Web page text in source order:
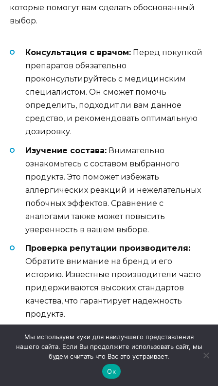
которые помогут вам сделать обоснованный
выбор.
Консультация с врачом: Перед покупкой
препаратов обязательно
проконсультируйтесь с медицинским
специалистом. Он сможет помочь
определить, подходит ли вам данное
средство, и рекомендовать оптимальную
дозировку.
Изучение состава: Внимательно
ознакомьтесь с составом выбранного
продукта. Это поможет избежать
аллергических реакций и нежелательных
побочных эффектов. Сравнение с
аналогами также может повысить
уверенность в вашем выборе.
Проверка репутации производителя:
Обратите внимание на бренд и его
историю. Известные производители часто
придерживаются высоких стандартов
качества, что гарантирует надежность
продукта.
Чтение отзывов:
мнениями других пользователей. Это
может дать представление о реальном
опыте применения и помочь
Мы используем куки для наилучшего представления
нашего сайта. Если Вы продолжите использовать сайт, мы
будем считать что Вас это устраивает.
Ок